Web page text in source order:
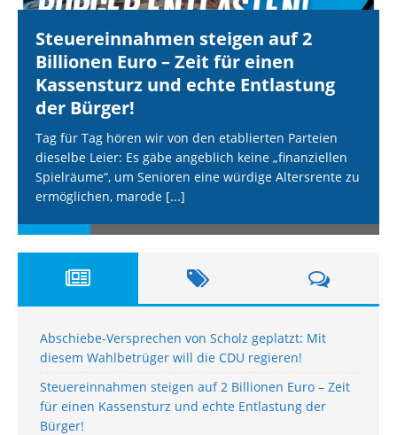
Steuereinnahmen steigen auf 2
Billionen Euro – Zeit für einen
Kassensturz und echte Entlastung
der Bürger!
Tag für Tag hören wir von den etablierten Parteien
dieselbe Leier: Es gäbe angeblich keine „finanziellen
Spielräume“, um Senioren eine würdige Altersrente zu
ermöglichen, marode [...]
Abschiebe-Versprechen von Scholz geplatzt: Mit
diesem Wahlbetrüger will die CDU regieren!
Steuereinnahmen steigen auf 2 Billionen Euro – Zeit
für einen Kassensturz und echte Entlastung der
Bürger!